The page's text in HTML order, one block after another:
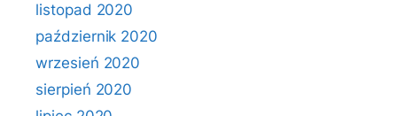
listopad 2020
październik 2020
wrzesień 2020
sierpień 2020